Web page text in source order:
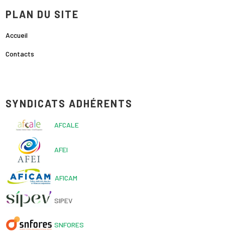
PLAN DU SITE
Accueil
Contacts
SYNDICATS ADHÉRENTS
AFCALE
AFEI
AFICAM
SIPEV
SNFORES